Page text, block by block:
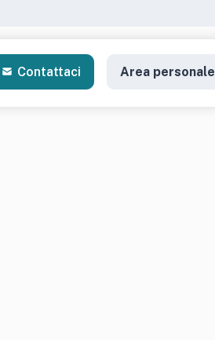
Contattaci Area personale